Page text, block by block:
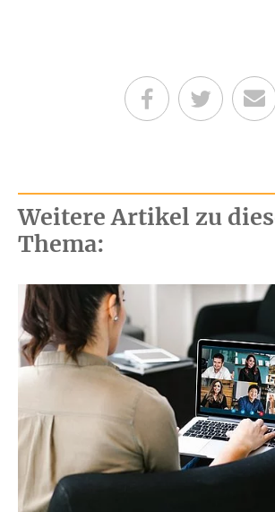
Teilen aufTeilen auf
Weitere Artikel zu
Thema: